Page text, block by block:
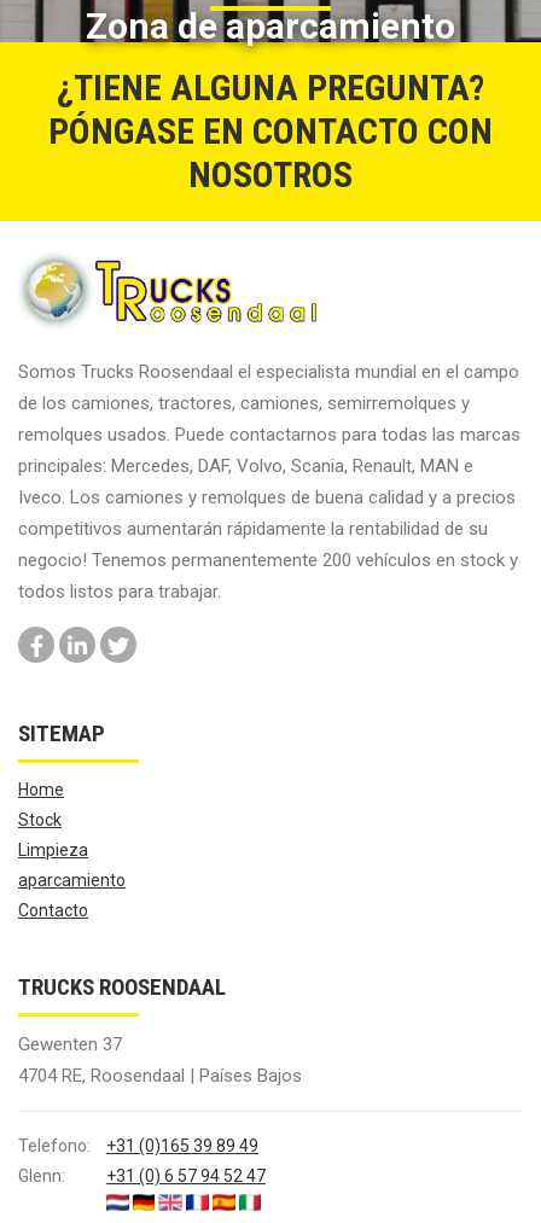
Zona de aparcamiento
¿TIENE ALGUNA PREGUNTA?
PÓNGASE EN CONTACTO CON
NOSOTROS
Somos Trucks Roosendaal el especialista mundial en el campo
de los camiones, tractores, camiones, semirremolques y
remolques usados. Puede contactarnos para todas las marcas
principales: Mercedes, DAF, Volvo, Scania, Renault, MAN e
Iveco. Los camiones y remolques de buena calidad y a precios
competitivos aumentarán rápidamente la rentabilidad de su
negocio! Tenemos permanentemente 200 vehículos en stock y
todos listos para trabajar.
SITEMAP
Home
Stock
Limpieza
aparcamiento
Contacto
TRUCKS ROOSENDAAL
Gewenten 37
4704 RE, Roosendaal | Países Bajos
Telefono:
+31 (0)165 39 89 49
Glenn:
+31 (0) 6 57 94 52 47